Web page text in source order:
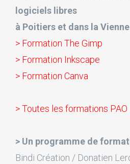
logiciels libres
à Poitiers et dans la
> Formation The Gimp
> Formation Inkscape
> Formation Canva
> Toutes les formations
> Un programme de
Bindi Création / Donatien